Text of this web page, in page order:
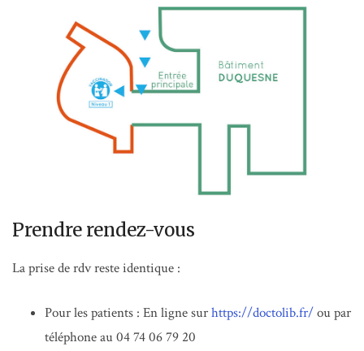
Prendre rendez-vous
La prise de rdv reste identique :
Pour les patients : En ligne surhttps://doctolib.fr/ou par
téléphone au 04 74 06 79 20